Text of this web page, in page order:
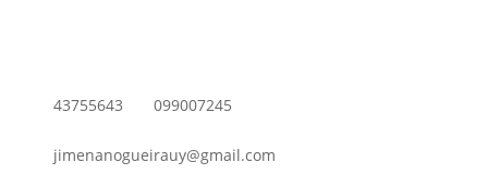
43755643 099007245
jimenanogueirauy@gmail.com